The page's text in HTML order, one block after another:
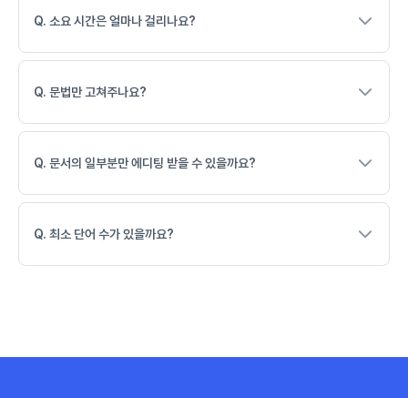
Q. 소요 시간은 얼마나 걸리나요?
Q. 문법만 고쳐주나요?
Q. 문서의 일부분만 에디팅 받을 수 있을까요?
Q. 최소 단어 수가 있을까요?